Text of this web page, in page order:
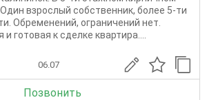
взрослый собственник, более 5-ти
Обременений, ограничений нет.
готовая к сделке квартира....
06.07
Позвонить